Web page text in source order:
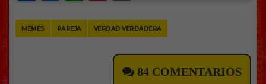
MEMES PAREJA VERDAD VERDADERA
84 COMENTARIOS